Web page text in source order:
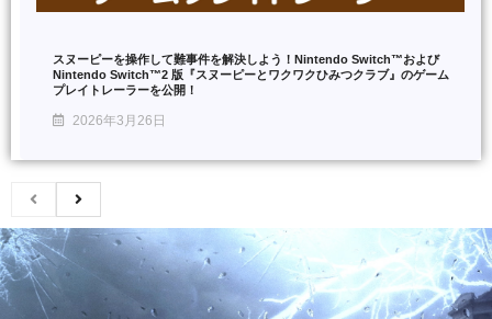
スヌーピーを操作して難事件を解決しよう！Nintendo Switch™および
Nintendo Switch™2 版『スヌーピーとワクワクひみつクラブ』のゲーム
プレイトレーラーを公開！
2026年3月26日